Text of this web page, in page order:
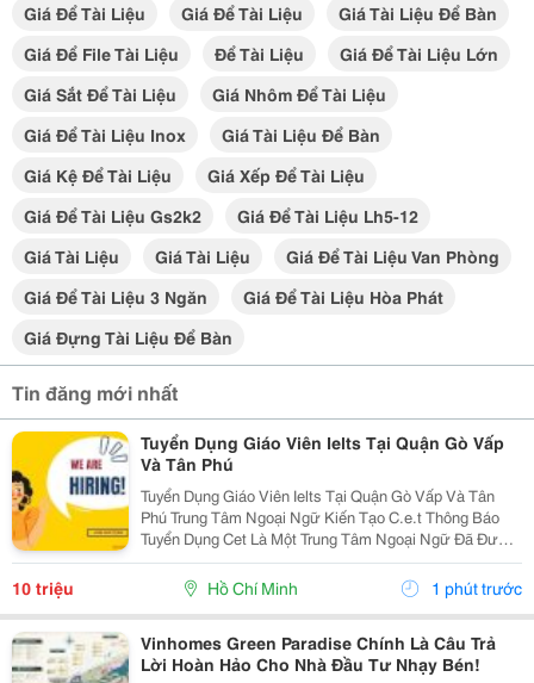
Giá Để Tài Liệu Giá Để Tài Liệu
Giá Tài Liệu Để Bàn
Giá Để File Tài Liệu
Để Tài Liệu
Giá Để Tài Liệu Lớn
Giá Sắt Để Tài Liệu
Giá Nhôm Để Tài Liệu
Giá Để Tài Liệu Inox
Giá Tài Liệu Để Bàn
Giá Kệ Để Tài Liệu
Giá Xếp Để Tài Liệu
Giá Để Tài Liệu Gs2k2
Giá Để Tài Liệu Lh5-12
Giá Tài Liệu
Giá Tài Liệu
Giá Để Tài Liệu Van Phòng
Giá Để Tài Liệu 3 Ngăn
Giá Để Tài Liệu Hòa Phát
Giá Đựng Tài Liệu Để Bàn
Tin đăng mới nhất
Tuyển Dụng Giáo Viên Ielts Tại Quận Gò Vấp
Và Tân Phú
Tuyển Dụng Giáo Viên Ielts Tại Quận Gò Vấp Và Tân
Phú Trung Tâm Ngoại Ngữ Kiến Tạo C.e.t Thông Báo
Tuyển Dụng Cet Là Một Trung Tâm Ngoại Ngữ Đã Được
Thành Lập 16 Năm Chuyên Về Chương Trình Anh Văn
Học Thuật Ielts &Ndash; Toefl Ibt. Trung Tâm...
10 triệu Hồ Chí Minh 1 phút trước
Vinhomes Green Paradise Chính Là Câu Trả
Lời Hoàn Hảo Cho Nhà Đầu Tư Nhạy Bén!